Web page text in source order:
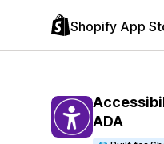
Shopify App
ADA